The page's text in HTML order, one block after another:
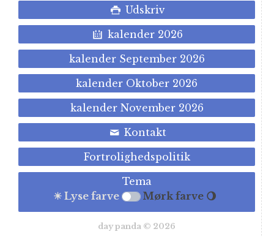
Udskriv
kalender 2026
kalender September 2026
kalender Oktober 2026
kalender November 2026
Kontakt
Fortrolighedspolitik
Tema
☀ Lyse farve
Mørk farve 🌖
day panda © 2026